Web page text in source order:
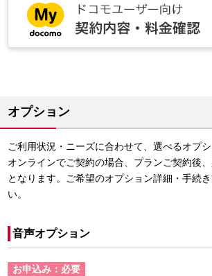
オプション
ご利用状況・ニーズに合わせて、選べるオプシ
オンラインでご契約の場合、プランご契約後
となります。ご希望のオプション詳細・手続
い。
音声オプション
お申込み：必要